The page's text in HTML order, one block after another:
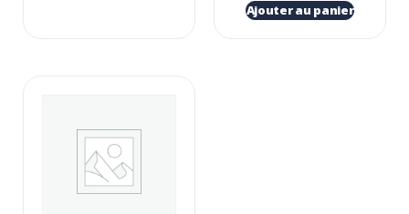
Ajouter au panier